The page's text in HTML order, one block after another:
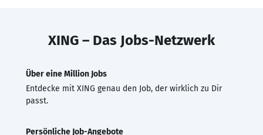
XING – Das Jobs-Netzwerk
Über eine Million Jobs
Entdecke mit XING genau den Job, der wirklich zu Dir
passt.
Persönliche Job-Angebote